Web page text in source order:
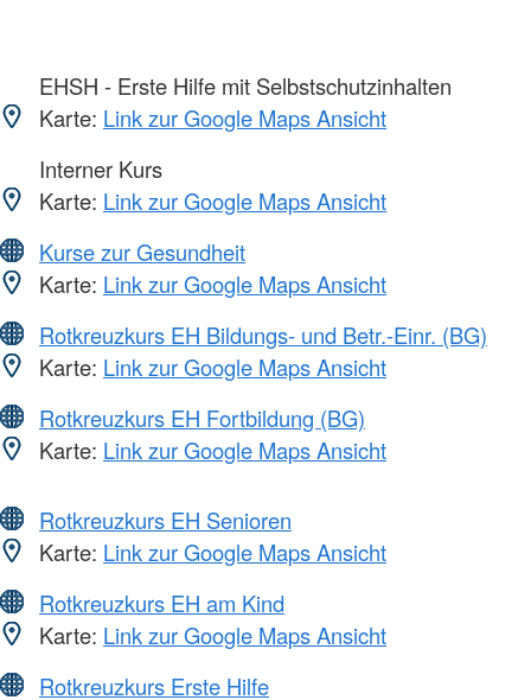
EHSH - Erste Hilfe mit Selbstschutzinhalten
Karte: Link zur Google Maps Ansicht
Interner Kurs
Karte: Link zur Google Maps Ansicht
Kurse zur Gesundheit
Karte: Link zur Google Maps Ansicht
Rotkreuzkurs EH Bildungs- und Betr.-Einr. (BG)
Karte: Link zur Google Maps Ansicht
Rotkreuzkurs EH Fortbildung (BG)
Karte: Link zur Google Maps Ansicht
Rotkreuzkurs EH Senioren
Karte: Link zur Google Maps Ansicht
Rotkreuzkurs EH am Kind
Karte: Link zur Google Maps Ansicht
Rotkreuzkurs Erste Hilfe